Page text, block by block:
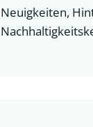
Neuigkeiten,